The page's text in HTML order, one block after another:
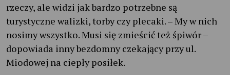
rzeczy, ale widzi jak bardzo potrzebne są
turystyczne walizki, torby czy plecaki. – My w nich
nosimy wszystko. Musi się zmieścić też śpiwór –
dopowiada inny bezdomny czekający przy ul.
Miodowej na ciepły posiłek.